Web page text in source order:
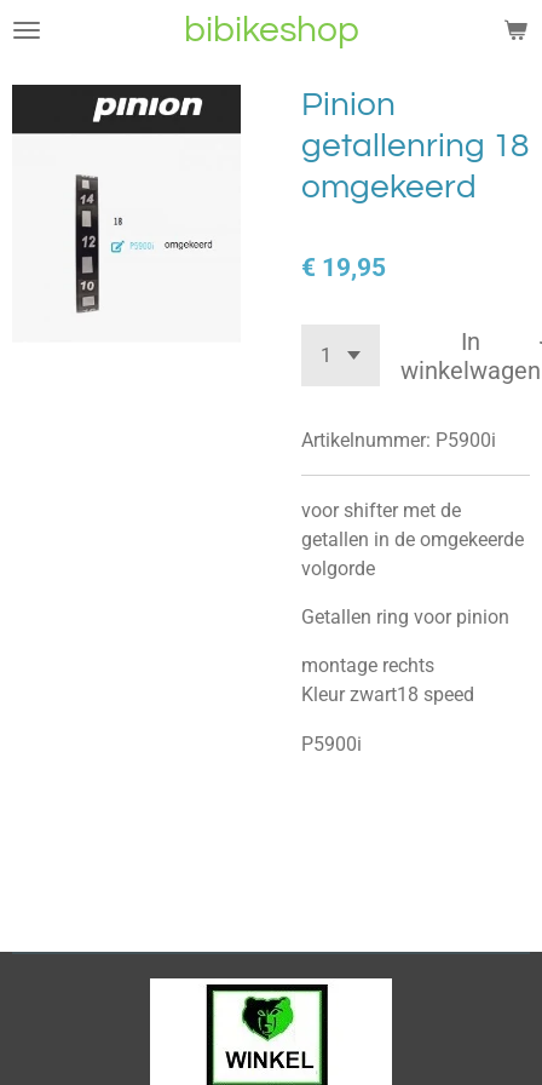
Ga
naar
hoofdinhoud
bibikeshop
Pinion
getallenring 18
omgekeerd
€ 19,95
In
winkelwagen
Artikelnummer: P5900i
voor shifter met de
getallen in de omgekeerde
volgorde
Getallen ring voor pinion
montage rechts
Kleur zwart18 speed
P5900i